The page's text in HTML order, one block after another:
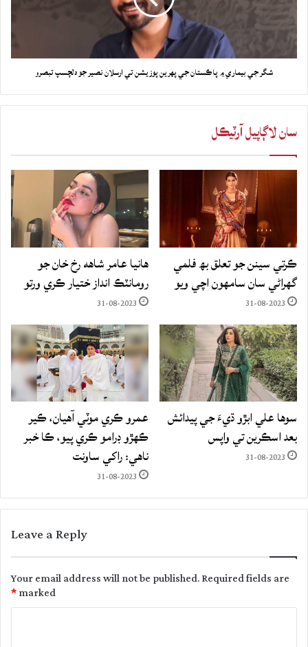
شگر جي بيماري ۾ پاڪستان جي پهرين پوزيشن تي ارسلان نصير جو دلچسپ تبصرو
سان لاڳاپيل آرٽيڪل
ڪرتي سينن جو تعلق بھ فلمي
گهراڻي سان سامهون اچي ويو
31-08-2023
هانيا عامر شاهه رخ خان جو
رومانٽڪ انداز ختيار ڪري ورتو
31-08-2023
سوها علي ابڙو ڌيءَ جي پيدائش
بعد اسڪرين تي واپس
31-08-2023
عمرو ڪري موٽي آهيان، ڪير
ڪهڙو ڊرامو ڪري پيو، ڪا خبر
ناهي: راکي ساونت
31-08-2023
Leave a Reply
Your email address will not be published.Required fields are
marked
*